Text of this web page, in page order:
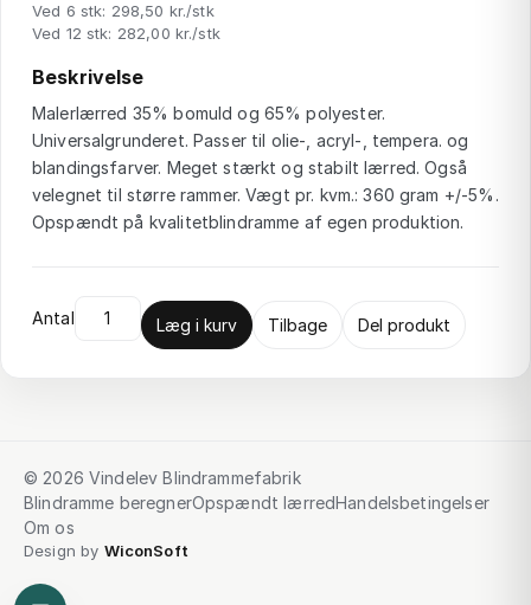
Ved 6 stk: 298,50 kr./stk
Ved 12 stk: 282,00 kr./stk
Beskrivelse
Malerlærred 35% bomuld og 65% polyester.
Universalgrunderet. Passer til olie-, acryl-, tempera. og
blandingsfarver. Meget stærkt og stabilt lærred. Også
velegnet til større rammer. Vægt pr. kvm.: 360 gram +/-5%.
Opspændt på kvalitetblindramme af egen produktion.
Antal Læg i kurv Tilbage Del produkt
© 2026 Vindelev Blindrammefabrik
Blindramme beregnerOpspændt lærredHandelsbetingelser
Om os
Design by WiconSoft